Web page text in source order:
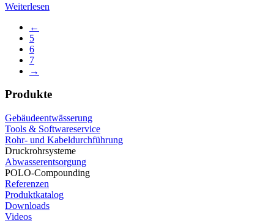
Weiterlesen
←
5
6
7
→
Produkte
Gebäudeentwässerung
Tools & Softwareservice
Rohr- und Kabeldurchführung
Druckrohrsysteme
Abwasserentsorgung
POLO-Compounding
Referenzen
Produktkatalog
Downloads
Videos